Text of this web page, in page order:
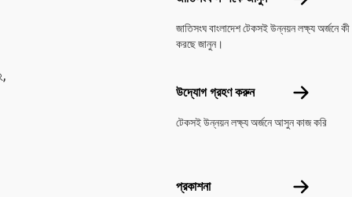
জাতিসংঘ বাংলাদেশ টেকসই উন্নয়ন লক্ষ্য অর্জনে
করছে জানুন।
উদ্যোগ গ্রহণ করুন উদ্যোগ গ্রহণ
টেকসই উন্নয়ন লক্ষ্য অর্জনে আসুন কাজ করি
প্রকাশনা প্রকাশনা